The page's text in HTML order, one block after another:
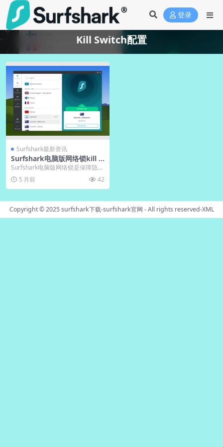
登录
Kill Switch配置
Surfshark最新资讯
Surfshark电脑版网络锁kill s
witch高级配置
Surfshark电脑版网络锁是保障隐私
安全的核心功能，能在VPN意外断
开时立即...
5 月前 42
Copyright © 2025surfshark下载-surfshark官网 - All rights reserved-XML